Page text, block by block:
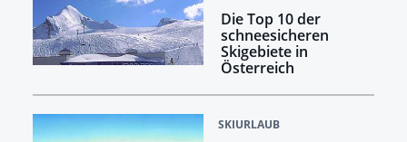
Die Top 10 der
schneesicheren
Skigebiete in
Österreich
SKIURLAUB